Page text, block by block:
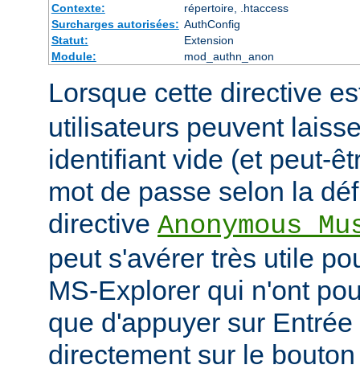
Contexte:
répertoire, .htaccess
Surcharges autorisées: AuthConfig
Statut:
Extension
Module:
mod_authn_anon
Lorsque cette directive
utilisateurs peuvent
identifiant vide (et peut-
mot de passe selon la
directive
peut s'avérer très utile
MS-Explorer qui n'ont
que d'appuyer sur
directement sur le